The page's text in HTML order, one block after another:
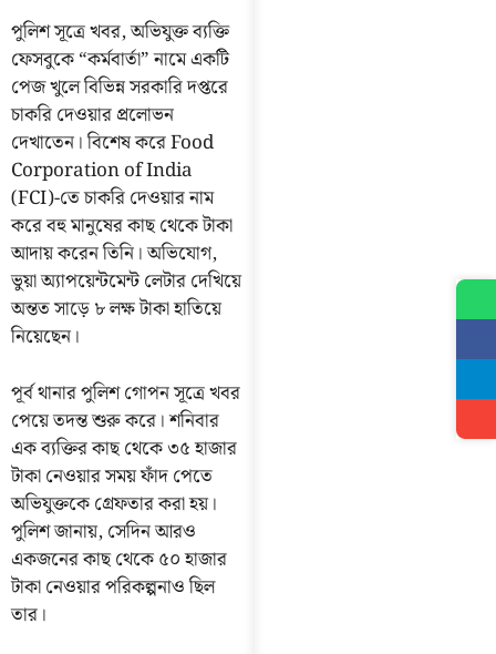
পুলিশ সূত্রে খবর, অভিযুক্ত ব্যক্তি
ফেসবুকে “কর্মবার্তা” নামে একটি
পেজ খুলে বিভিন্ন সরকারি দপ্তরে
চাকরি দেওয়ার প্রলোভন
দেখাতেন। বিশেষ করে Food
Corporation of India
(FCI)-তে চাকরি দেওয়ার নাম
করে বহু মানুষের কাছ থেকে টাকা
আদায় করেন তিনি। অভিযোগ,
ভুয়া অ্যাপয়েন্টমেন্ট লেটার দেখিয়ে
অন্তত সাড়ে ৮ লক্ষ টাকা হাতিয়ে
নিয়েছেন।
পূর্ব থানার পুলিশ গোপন সূত্রে খবর
পেয়ে তদন্ত শুরু করে। শনিবার
এক ব্যক্তির কাছ থেকে ৩৫ হাজার
টাকা নেওয়ার সময় ফাঁদ পেতে
অভিযুক্তকে গ্রেফতার করা হয়।
পুলিশ জানায়, সেদিন আরও
একজনের কাছ থেকে ৫০ হাজার
টাকা নেওয়ার পরিকল্পনাও ছিল
তার।